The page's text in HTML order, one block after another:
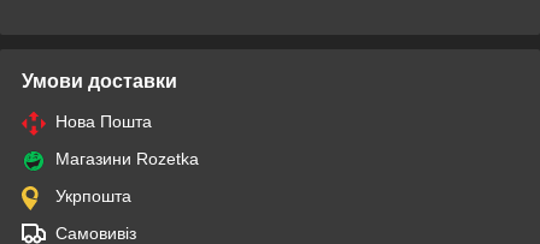
Умови доставки
Нова Пошта
Магазини Rozetka
Укрпошта
Самовивіз